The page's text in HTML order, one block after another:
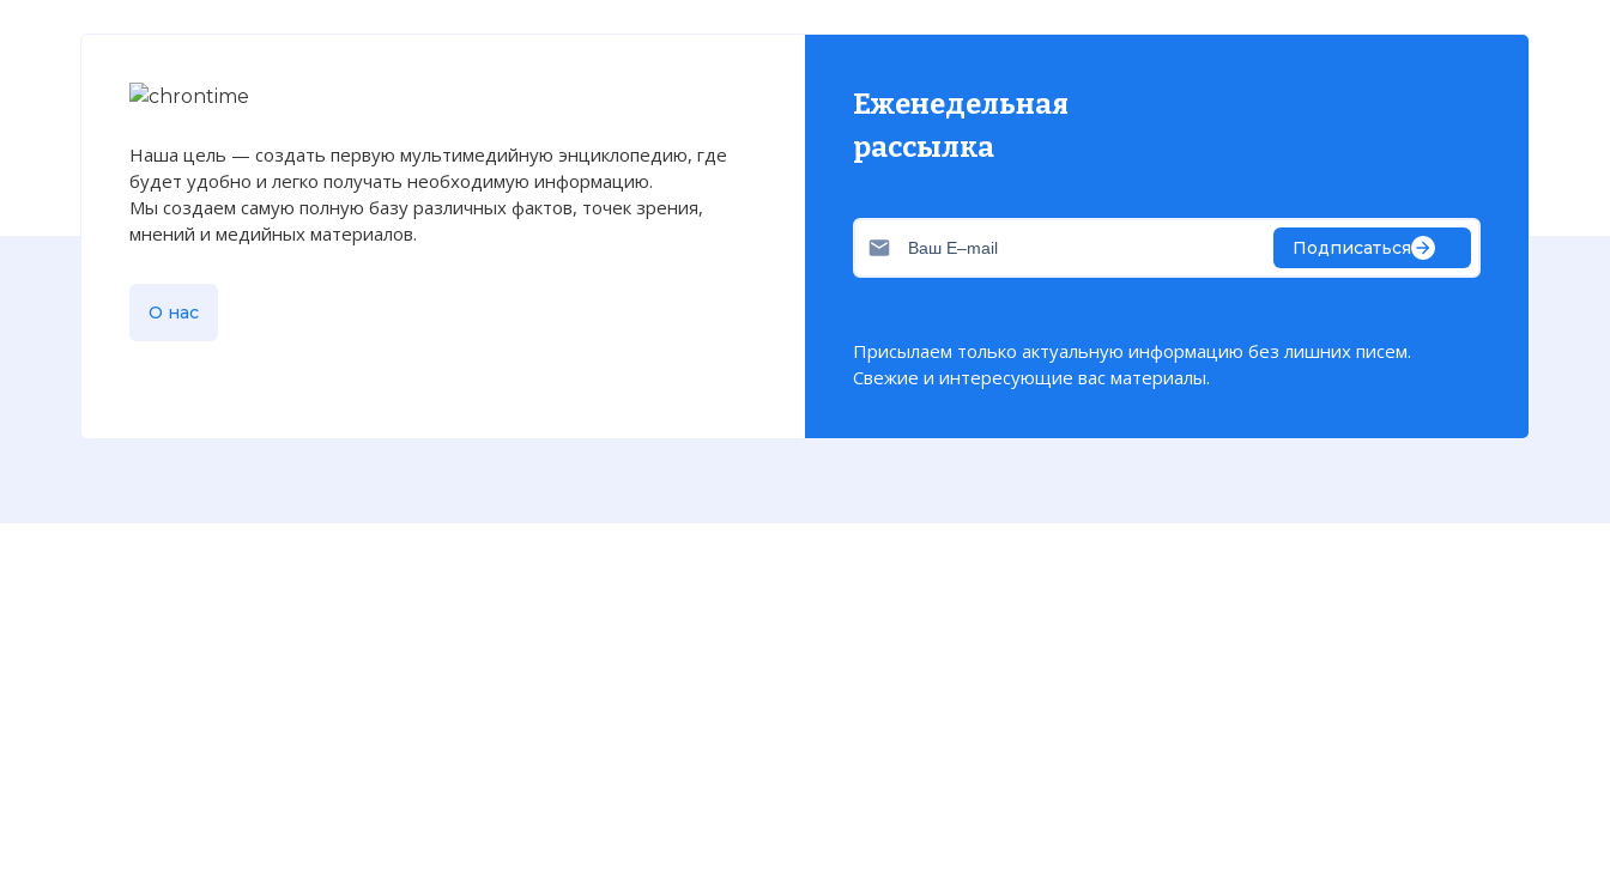
Наша цель — создать первую мультимедийную энциклопедию, где
будет удобно и легко получать необходимую информацию.
Мы создаем самую полную базу различных фактов, точек зрения,
мнений и медийных материалов.
О нас
Еженедельная
рассылка
Подписаться
Присылаем только актуальную информацию без лишних писем.
Свежие и интересующие вас материалы.